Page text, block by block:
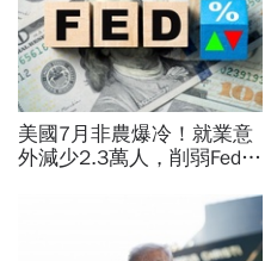
美國7月非農爆冷！就業意
外減少2.3萬人，削弱Fed升